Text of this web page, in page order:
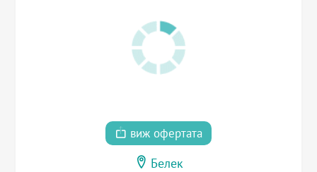
виж офертата
Белек